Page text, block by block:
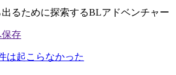
るために探索するBLアドベンチャー